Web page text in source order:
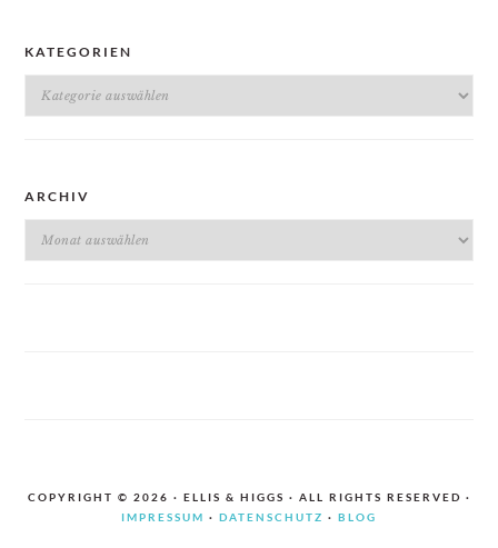
KATEGORIEN
Kategorien
ARCHIV
Archiv
COPYRIGHT © 2026 · ELLIS & HIGGS · ALL RIGHTS RESERVED ·
IMPRESSUM · DATENSCHUTZ · BLOG